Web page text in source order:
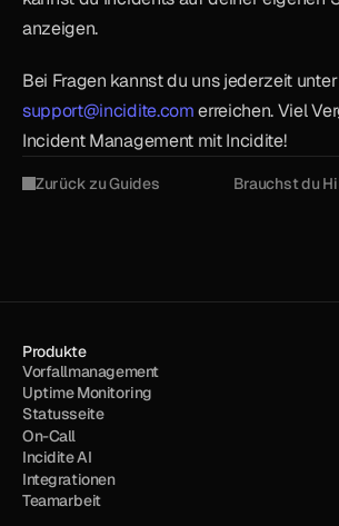
anzeigen.
Bei Fragen kannst du uns jederzeit unter
support@incidite.com erreichen. Viel
Incident Management mit Incidite!
Zurück zu Guides Brauchst du
Produkte
Vorfallmanagement
Uptime Monitoring
Statusseite
On-Call
Incidite AI
Integrationen
Teamarbeit